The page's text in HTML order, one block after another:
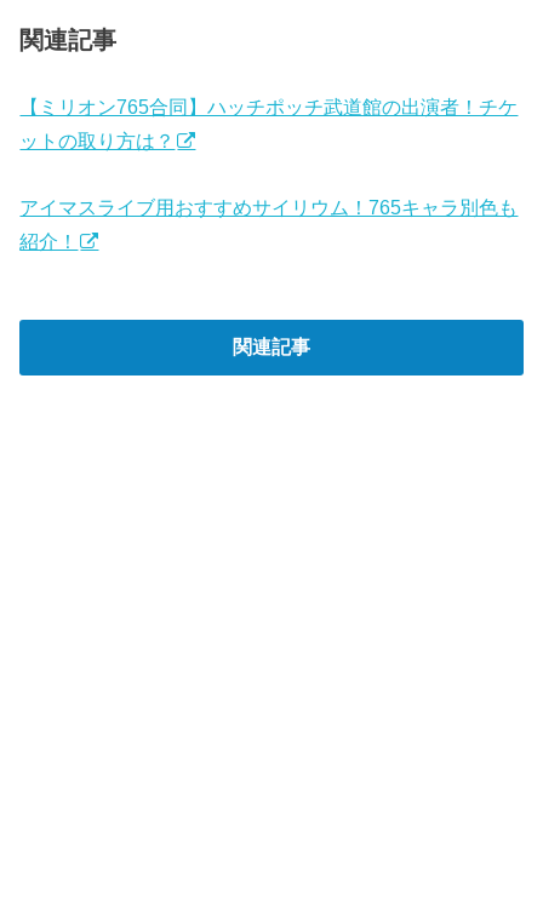
関連記事
【ミリオン765合同】ハッチポッチ武道館の出演者！チケ
ットの取り方は？
アイマスライブ用おすすめサイリウム！765キャラ別色も
紹介！
関連記事